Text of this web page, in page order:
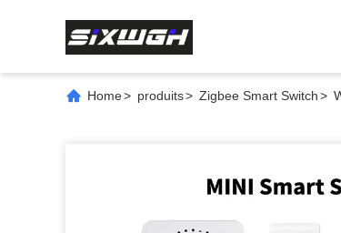
Home> produits> Zigbee Smart Switch>